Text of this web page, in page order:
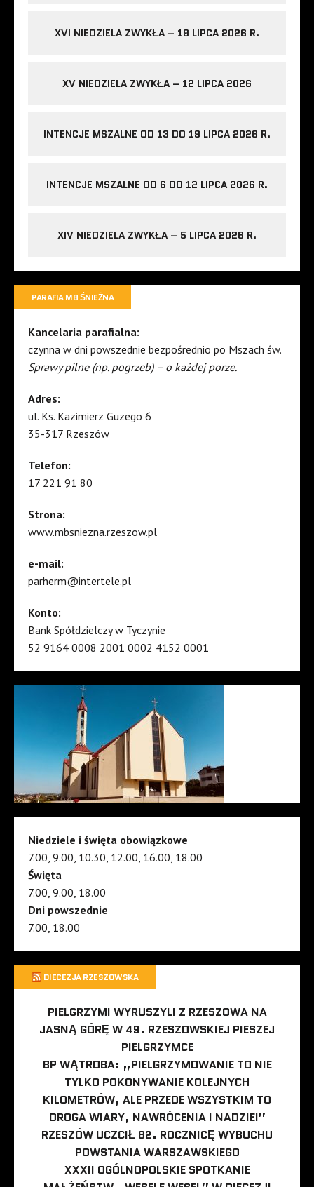
XVI NIEDZIELA ZWYKŁA – 19 LIPCA 2026 R.
XV NIEDZIELA ZWYKŁA – 12 LIPCA 2026
INTENCJE MSZALNE OD 13 DO 19 LIPCA 2026 R.
INTENCJE MSZALNE OD 6 DO 12 LIPCA 2026 R.
XIV NIEDZIELA ZWYKŁA – 5 LIPCA 2026 R.
PARAFIA MB ŚNIEŻNA
Kancelaria parafialna:
czynna w dni powszednie bezpośrednio po Mszach św.
Sprawy pilne (np. pogrzeb) – o każdej porze.
Adres:
ul. Ks. Kazimierz Guzego 6
35-317 Rzeszów
Telefon:
17 221 91 80
Strona:
www.mbsniezna.rzeszow.pl
e-mail:
parherm@intertele.pl
Konto:
Bank Spółdzielczy w Tyczynie
52 9164 0008 2001 0002 4152 0001
Niedziele i święta obowiązkowe
7.00, 9.00, 10.30, 12.00, 16.00, 18.00
Święta
7.00, 9.00, 18.00
Dni powszednie
7.00, 18.00
DIECEZJA RZESZOWSKA
PIELGRZYMI WYRUSZYLI Z RZESZOWA NA
JASNĄ GÓRĘ W 49. RZESZOWSKIEJ PIESZEJ
PIELGRZYMCE
BP WĄTROBA: „PIELGRZYMOWANIE TO NIE
TYLKO POKONYWANIE KOLEJNYCH
KILOMETRÓW, ALE PRZEDE WSZYSTKIM TO
DROGA WIARY, NAWRÓCENIA I NADZIEI”
RZESZÓW UCZCIŁ 82. ROCZNICĘ WYBUCHU
POWSTANIA WARSZAWSKIEGO
XXXII OGÓLNOPOLSKIE SPOTKANIE